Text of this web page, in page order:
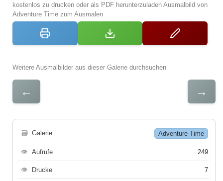
kostenlos zu drucken oder als PDF herunterzuladen Ausmalbild von
Adventure Time zum Ausmalen
Weitere Ausmalbilder aus dieser Galerie durchsuchen
← →
🗃 Galerie Adventure Time
👁 Aufrufe 249
👁 Drucke 7